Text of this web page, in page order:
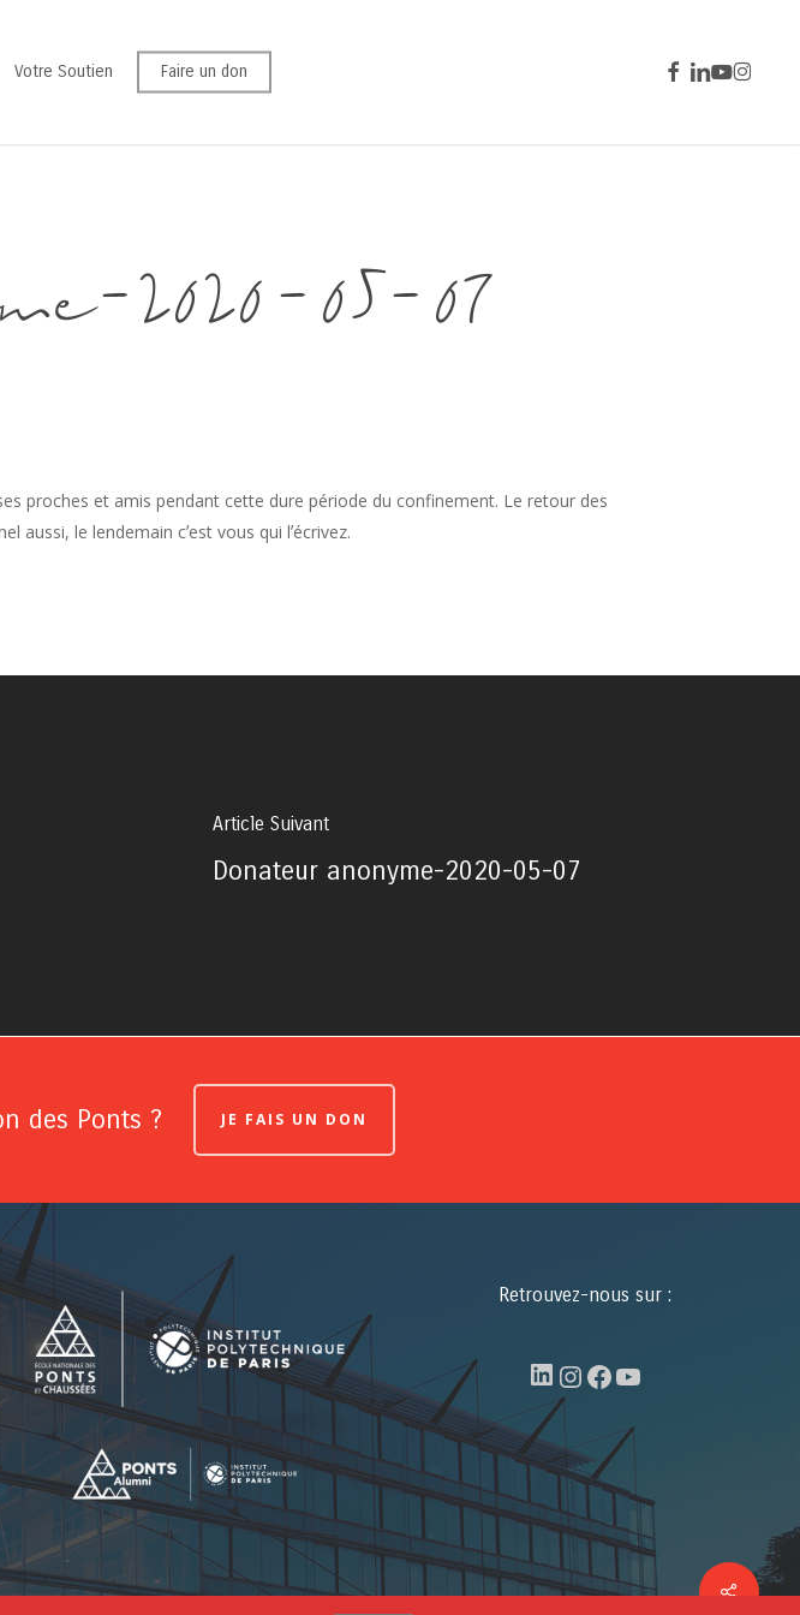
Votre Soutien Faire un don facebook
linkedin
youtubeinstagram
2020-05-07
proches et amis pendant cette dure période du confinement. Le retour des
le lendemain cʼest vous qui lʼécrivez.
Article Suivant
Donateur anonyme-2020-05-07
Share
des Ponts ? JE FAIS UN DON
Retrouvez-nous sur :
LinkedIn
Instagram
Facebook